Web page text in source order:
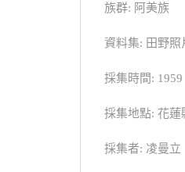
族群: 阿美族
資料集: 田野照
採集時間: 1959
採集地點: 花蓮
採集者: 凌曼立